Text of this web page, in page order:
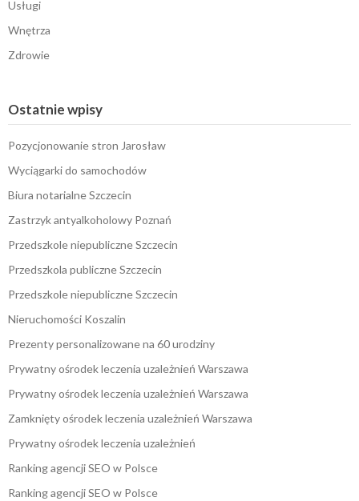
Usługi
Wnętrza
Zdrowie
Ostatnie wpisy
Pozycjonowanie stron Jarosław
Wyciągarki do samochodów
Biura notarialne Szczecin
Zastrzyk antyalkoholowy Poznań
Przedszkole niepubliczne Szczecin
Przedszkola publiczne Szczecin
Przedszkole niepubliczne Szczecin
Nieruchomości Koszalin
Prezenty personalizowane na 60 urodziny
Prywatny ośrodek leczenia uzależnień Warszawa
Prywatny ośrodek leczenia uzależnień Warszawa
Zamknięty ośrodek leczenia uzależnień Warszawa
Prywatny ośrodek leczenia uzależnień
Ranking agencji SEO w Polsce
Ranking agencji SEO w Polsce